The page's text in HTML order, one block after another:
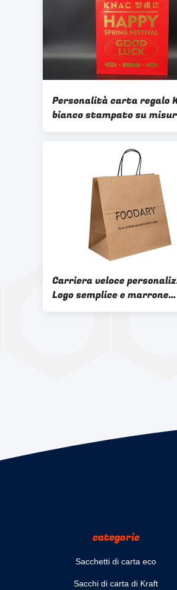
Personalità carta regalo
bianco stampato su
imballaggio borse di
Carriera veloce
Logo semplice e marrone
personalizzato Manicotti
categorie
Sacchetti di carta eco
Sacchi di carta di Kraft